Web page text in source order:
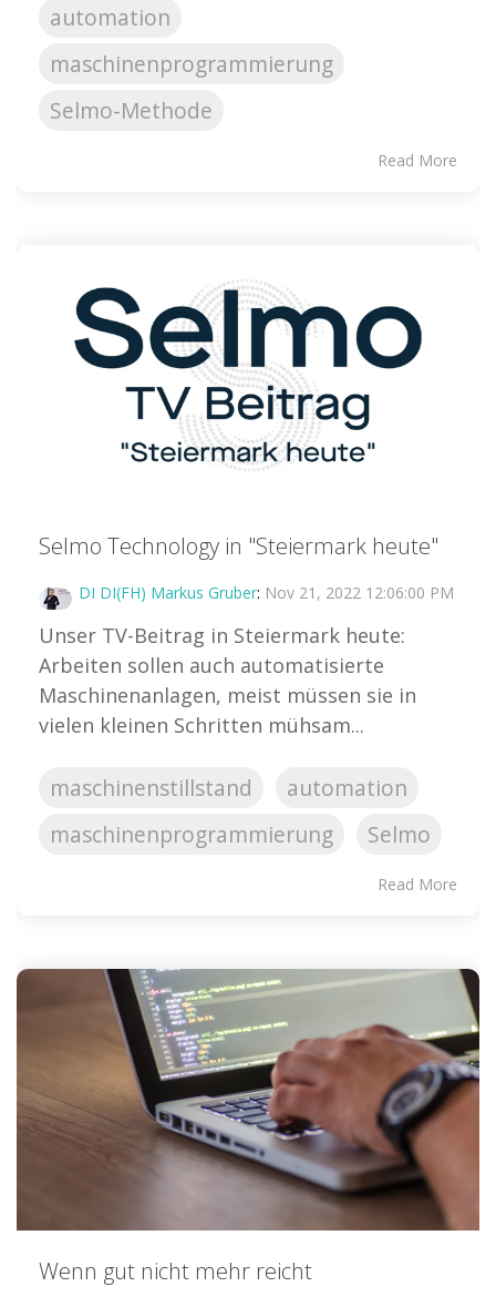
automation
maschinenprogrammierung
Selmo-Methode
Read More
Selmo Technology in "Steiermark heute"
DI DI(FH) Markus Gruber: Nov 21, 2022 12:06:00 PM
Unser TV-Beitrag in Steiermark heute:
Arbeiten sollen auch automatisierte
Maschinenanlagen, meist müssen sie in
vielen kleinen Schritten mühsam...
maschinenstillstand
automation
maschinenprogrammierung
Selmo
Read More
Wenn gut nicht mehr reicht